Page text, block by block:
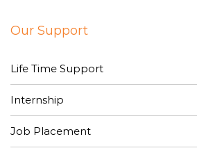
Our Support
Life Time Support
Internship
Job Placement